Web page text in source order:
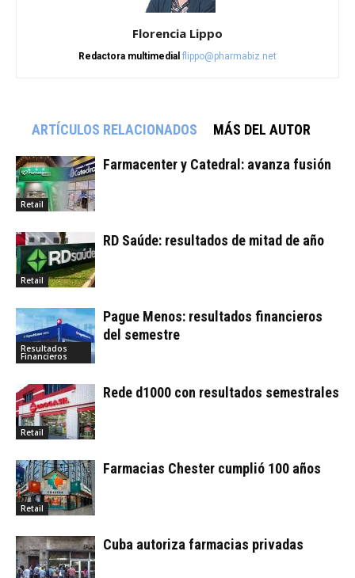
Florencia Lippo
Redactora multimedial flippo@pharmabiz.net
ARTÍCULOS RELACIONADOS MÁS DEL AUTOR
Retail
Farmacenter y Catedral: avanza fusión
Retail
RD Saúde: resultados de mitad de año
Resultados
Financieros
Pague Menos: resultados financieros
del semestre
Retail
Rede d1000 con resultados semestrales
Retail
Farmacias Chester cumplió 100 años
Cuba autoriza farmacias privadas